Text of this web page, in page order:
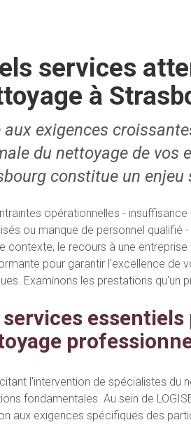
services
à
aux exigences
du nettoyage de vos
constitue un enjeu
opérationnelles -
ou manque de personnel qualifié
contexte, le recours à une
pour garantir l'excellence de
Examinons les prestations
services
l'intervention de spécialistes
fondamentales. Au sein de
aux exigences spécifiques des